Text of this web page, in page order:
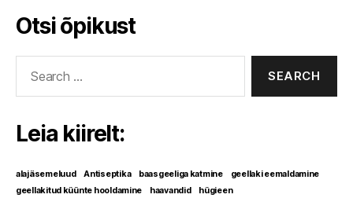
Otsi õpikust
Leia kiirelt:
alajäsemeluud Antiseptika baasgeeliga katmine
geellaki eemaldamine
geellakitud küünte hooldamine
haavandid hügieen